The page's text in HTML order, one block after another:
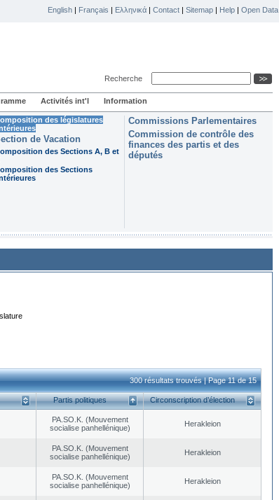
English | Français | Ελληνικά | Contact | Sitemap | Help | Open Data
Recherche
Activités int'l Information
des législatures
de Vacation
des Sections A, B et
des Sections
Commissions Parlementaires
Commission de contrôle des
finances des partis et des
députés
300 résultats trouvés | Page 11 de 15
Partis politiques Circonscription d’élection
PA.SO.K. (Mouvement
socialise panhellénique)
Herakleion
PA.SO.K. (Mouvement
socialise panhellénique)
Herakleion
PA.SO.K. (Mouvement
socialise panhellénique)
Herakleion